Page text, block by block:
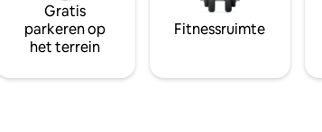
Gratis
parkeren op
het terrein
Fitnessruimte